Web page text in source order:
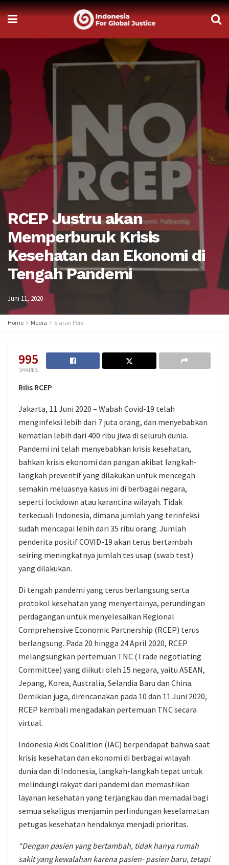
RCEP Justru akan
Memperburuk Krisis
Kesehatan dan Ekonomi di
Tengah Pandemi
Juni 11, 2020
Home Media Siaran Pers
995
SHARES
Rilis RCEP
Jakarta, 11 Juni 2020 – Wabah Covid-19 telah
menginfeksi lebih dari 7 juta orang, dan menyebabkan
kematian lebih dari 400 ribu jiwa di seluruh dunia.
Pandemi ini telah menyebabkan krisis kesehatan,
bahkan krisis ekonomi dan pangan akibat langkah-
langkah preventif yang dilakukan untuk mencegah
semakin meluasnya kasus ini di berbagai negara,
seperti lockdown atau karantina wilayah. Tidak
terkecuali Indonesia, dimana jumlah yang terinfeksi
sudah mencapai lebih dari 35 ribu orang. Jumlah
penderita positif COVID-19 akan terus bertambah
seiring meningkatnya jumlah tes usap (swab test)
yang dilakukan.
Di tengah pandemi yang terus berlangsung serta
protokol kesehatan yang menyertainya, perundingan
perdagangan untuk menyelesaikan Regional
Comprehensive Economic Partnership (RCEP) terus
berlangsung. Pada 20 hingga 24 April 2020, RCEP
melangsungkan pertemuan TNC (Trade negotiating
Committee) yang diikuti oleh 15 negara, yaitu ASEAN,
Jepang, Korea, Australia, Selandia Baru dan China.
Demikian juga, direncanakan pada 10 dan 11 Juni 2020,
RCEP kembali mengadakan pertemuan TNC secara
virtual.
Indonesia Aids Coalition (IAC) berpendapat bahwa saat
krisis kesehatan dan ekonomi di berbagai wilayah
dunia dan di Indonesia, langkah-langkah tepat untuk
melindungi rakyat dari pandemi dan memastikan
layanan kesehatan yang terjangkau dan memadai bagi
semua sekaligus menjamin perlindungan keselamatan
petugas kesehatan hendaknya menjadi prioritas.
“Dengan pasien yang bertambah, tidak hanya rumah
sakit yang kewalahan karena pasien- pasien baru, tetapi